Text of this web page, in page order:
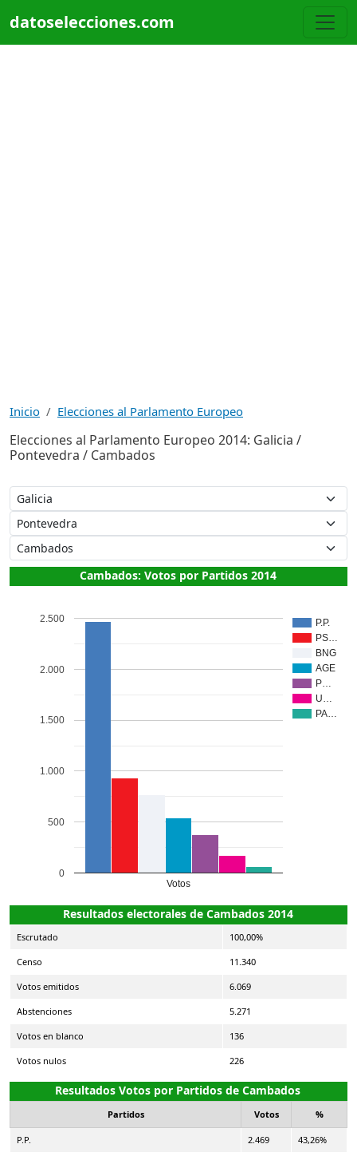
datoselecciones.com
Inicio Elecciones al Parlamento Europeo
Elecciones al Parlamento Europeo 2014: Galicia /
Pontevedra / Cambados
Cambados: Votos por Partidos 2014
P.P.
PS…
BNG
AGE
P…
U…
PA…
Votos
0
500
1.000
1.500
2.000
2.500
Resultados electorales de Cambados 2014
Escrutado 100,00%
Censo 11.340
Votos emitidos 6.069
Abstenciones 5.271
Votos en blanco 136
Votos nulos 226
Resultados Votos por Partidos de Cambados
Partidos Votos %
P.P. 2.469 43,26%